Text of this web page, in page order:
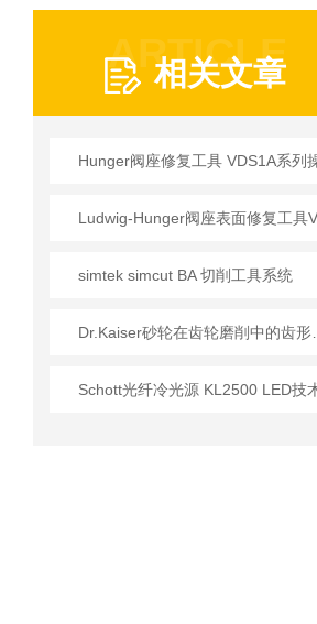
ARTICLE
相关文章
simtek simcut BA 切削工具系统